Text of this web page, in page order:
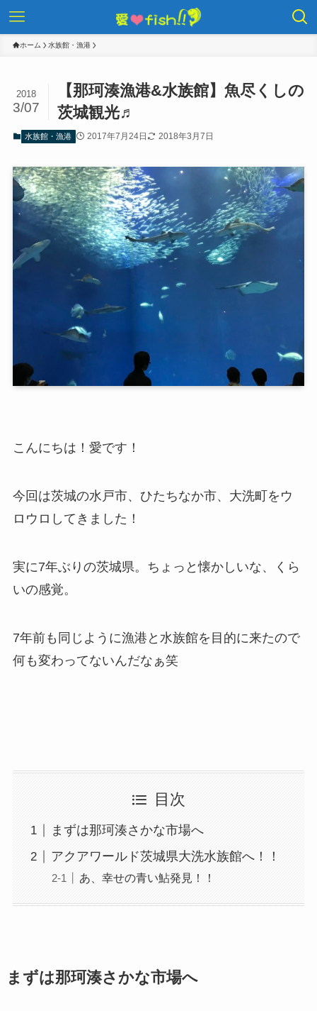
ホーム 水族館・漁港
【那珂湊漁港&水族館】魚尽くしの
茨城観光♬
2018
3/07
水族館・漁港 2017年7月24日 2018年3月7日
こんにちは！愛です！
今回は茨城の水戸市、ひたちなか市、大洗町をウ
ロウロしてきました！
実に7年ぶりの茨城県。ちょっと懐かしいな、くら
いの感覚。
7年前も同じように漁港と水族館を目的に来たので
何も変わってないんだなぁ笑
目次
まずは那珂湊さかな市場へ
アクアワールド茨城県大洗水族館へ！！
あ、幸せの青い鮎発見！！
まずは那珂湊さかな市場へ